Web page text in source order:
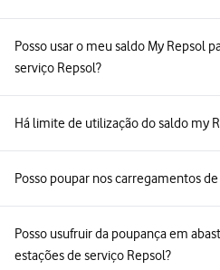
Posso usar o meu saldo My Repsol
serviço Repsol?
Há limite de utilização do saldo my
Posso poupar nos carregamentos
Posso usufruir da poupança em
estações de serviço Repsol?